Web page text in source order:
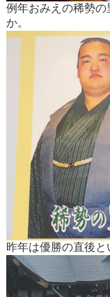
例年おみえの稀勢の
か。
昨年は優勝の直後と